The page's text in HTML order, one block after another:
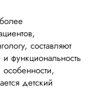
составляют
функциональность
детский